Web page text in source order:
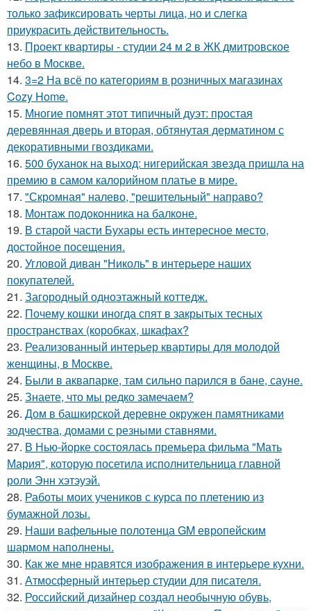
только зафиксировать черты лица, но и слегка
приукрасить действительность.
13. Проект квартиры - студии 24 м 2 в ЖК дмитровское
небо в Москве.
14. 3=2 На всё по категориям в розничных магазинах
Cozy Home.
15. Многие помнят этот типичный дуэт: простая
деревянная дверь и вторая, обтянутая дерматином с
декоративными гвоздиками.
16. 500 буханок на выход: нигерийская звезда пришла на
премию в самом калорийном платье в мире.
17. "Скромная" налево, "решительный" направо?
18. Монтаж пoдoкoнника на балкoне.
19. В старой части Бухары есть интересное место,
достойное посещения.
20. Угловой диван "Николь" в интерьере наших
покупателей.
21. Загородный одноэтажный коттедж.
22. Почему кошки иногда спят в закрытых тесных
пространствах (коробках, шкафах?
23. Реализованный интерьер квартиры для молодой
женщины, в Москве.
24. Были в аквапарке, там сильно парился в бане, сауне.
25. Знаете, что мы редко замечаем?
26. Дом в башкирской деревне окружен памятниками
зодчества, домами с резными ставнями.
27. В Нью-йорке состоялась премьера фильма "Мать
Мария", которую посетила исполнительница главной
роли Энн хэтэуэй.
28. Работы моих учеников с курса по плетению из
бумажной лозы.
29. Наши вафельные полотенца GM европейским
шармом наполнены.
30. Как же мне нравятся изображения в интерьере кухни.
31. Атмосферный интерьер студии для писателя.
32. Российский дизайнер создал необычную обувь,